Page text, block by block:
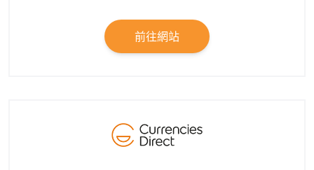
前往網站